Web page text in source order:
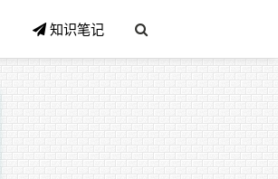
知识笔记